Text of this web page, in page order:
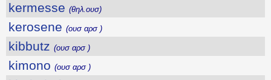
kermesse (θηλ.ουσ)
kerosene (ουσ αρσ )
kibbutz (ουσ αρσ )
kimono (ουσ αρσ )